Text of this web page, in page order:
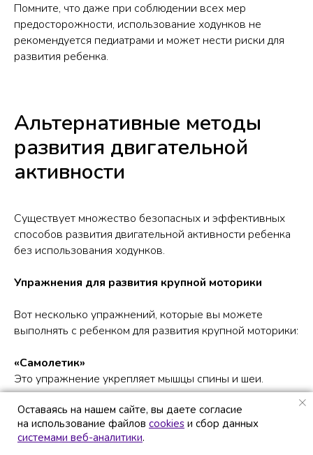
Оставаясь на нашем сайте, вы даете согласие
на использование файлов cookies и сбор данных
системами веб-аналитики.
Оставаясь на нашем сайте, вы даете согласие
на использование файлов cookies и сбор данных
системами веб-аналитики.
Помните, что даже при соблюдении всех мер
предосторожности, использование ходунков не
рекомендуется педиатрами и может нести риски для
развития ребенка.
Альтернативные методы
развития двигательной
активности
Существует множество безопасных и эффективных
способов развития двигательной активности ребенка
без использования ходунков.
Упражнения для развития крупной моторики
Вот несколько упражнений, которые вы можете
выполнять с ребенком для развития крупной моторики:
«Самолетик»
Это упражнение укрепляет мышцы спины и шеи.
Положите ребенка на живот на мягкую
поверхность.
Аккуратно возьмите его за ручки и ножки.